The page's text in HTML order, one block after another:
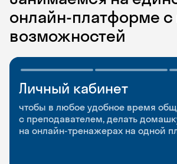
онлайн-платформе
возможностей
Личный кабинет
чтобы в любое удобное время
с преподавателем, делать
на онлайн-тренажерах на одной
Мобильное
приложение
чтобы заниматься и изучать
и когда удобно
Разговорные клубы
и Talks
Групповые занятия для
и индивидуальные встречи с